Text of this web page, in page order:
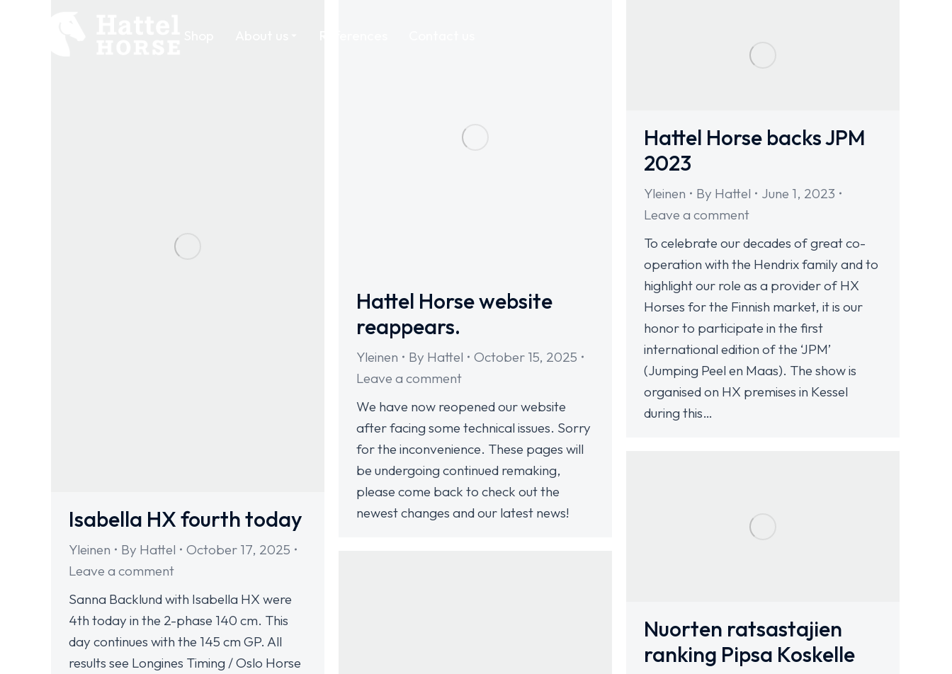
Isabella HX fourth today
Yleinen By Hattel
October 17, 2025
Leave a comment
Sanna Backlund with Isabella HX were
4th today in the 2-phase 140 cm. This
day continues with the 145 cm GP. All
results see Longines Timing / Oslo Horse
Hattel Horse website
reappears.
Yleinen By Hattel
October 15, 2025
Leave a comment
We have now reopened our website
after facing some technical issues. Sorry
for the inconvenience. These pages will
be undergoing continued remaking,
please come back to check out the
newest changes and our latest news!
Hattel Horse backs JPM
2023
Yleinen By Hattel
June 1, 2023
Leave a comment
To celebrate our decades of great co-
operation with the Hendrix family and to
highlight our role as a provider of HX
Horses for the Finnish market, it is our
honor to participate in the first
international edition of the ‘JPM’
(Jumping Peel en Maas). The show is
organised on HX premises in Kessel
during this…
Nuorten ratsastajien
ranking Pipsa Koskelle